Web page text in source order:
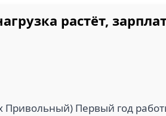
растёт,
Первый год